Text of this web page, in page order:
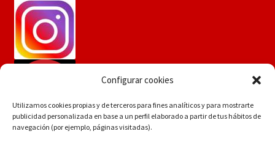
Configurar cookies
Utilizamos cookies propias y de terceros para fines analíticos y para mostrarte
publicidad personalizada en base a un perfil elaborado a partir de tus hábitos de
navegación (por ejemplo, páginas visitadas).